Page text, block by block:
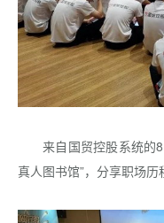
来自国贸控股系统的
真人图书馆”，分享职场历